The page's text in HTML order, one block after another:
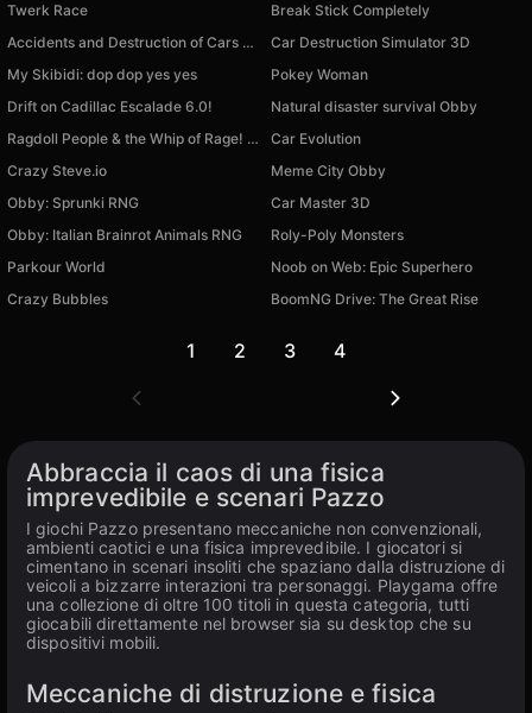
Twerk Race
Break Stick Completely
Accidents and Destruction of Cars 3D
Car Destruction Simulator 3D
My Skibidi: dop dop yes yes
Pokey Woman
Drift on Cadillac Escalade 6.0!
Natural disaster survival Obby
Ragdoll People & the Whip of Rage! Total Destroy!
Car Evolution
Crazy Steve.io
Meme City Obby
Obby: Sprunki RNG
Car Master 3D
Obby: Italian Brainrot Animals RNG
Roly-Poly Monsters
Parkour World
Noob on Web: Epic Superhero
Crazy Bubbles
BoomNG Drive: The Great Rise
1 2 3 4
Abbraccia il caos di una fisica
imprevedibile e scenari Pazzo
I giochi Pazzo presentano meccaniche non convenzionali,
ambienti caotici e una fisica imprevedibile. I giocatori si
cimentano in scenari insoliti che spaziano dalla distruzione di
veicoli a bizzarre interazioni tra personaggi. Playgama offre
una collezione di oltre 100 titoli in questa categoria, tutti
giocabili direttamente nel browser sia su desktop che su
dispositivi mobili.
Meccaniche di distruzione e fisica